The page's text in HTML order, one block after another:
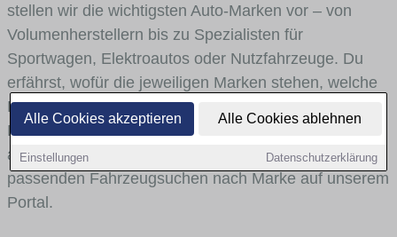
Alle Cookies akzeptieren Alle Cookies ablehnen
Einstellungen Datenschutzerklärung
stellen wir die wichtigsten Auto-Marken vor – von
Volumenherstellern bis zu Spezialisten für
Sportwagen, Elektroautos oder Nutzfahrzeuge. Du
erfährst, wofür die jeweiligen Marken stehen, welche
Fahrzeugklassen sie abdecken und wie sich die
Modellwelten unterscheiden. Von den Markenportraits
aus gelangst du mit internen Links bequem zu den
passenden Fahrzeugsuchen nach Marke auf unserem
Portal.